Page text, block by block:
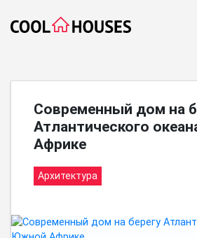
Современный дом на
Атлантического
Африке
Архитектура